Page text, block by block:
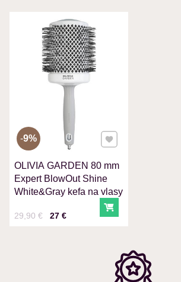
VÁŠ E-MAIL
VAŠA OTÁZKA K PRODUKTU
Odoslať
OLIVIA GARDEN 80 mm
Expert BlowOut Shine
White&Gray kefa na vlasy
Cena s DPH27 €
Pred zľavou:
29,90 € Do košíka
9% Pridať k Obľúbeným